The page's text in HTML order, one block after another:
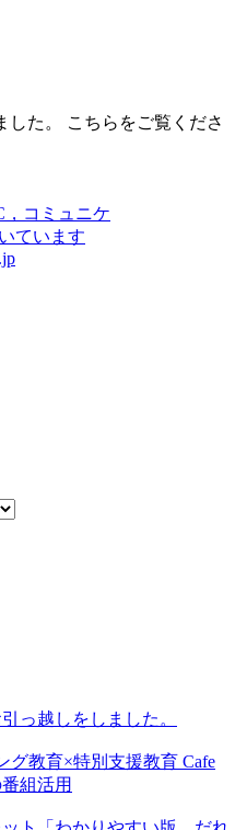
した。 こちらをご覧くださ
，コミュニケ
ています
っ越しをしました。
グ教育×特別支援教育 Cafe
組活用